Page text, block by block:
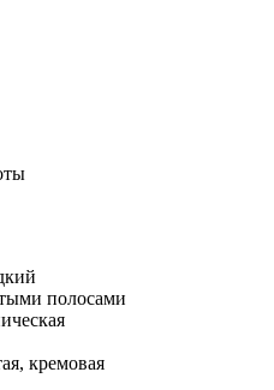
полосами
кремовая